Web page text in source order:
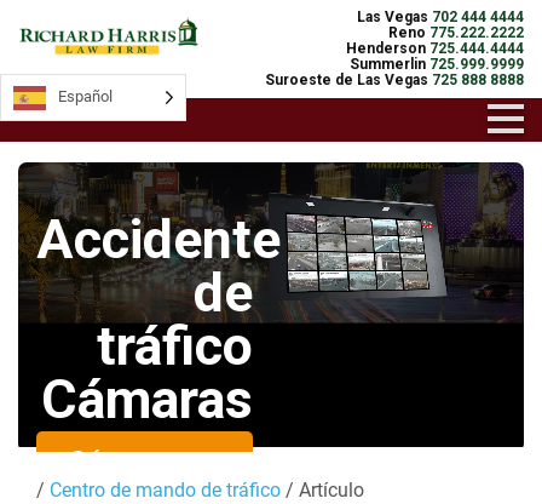
Las Vegas 702 444 4444
Reno 775.222.2222
Henderson 725.444.4444
Summerlin 725.999.9999
Suroeste de Las Vegas 725 888 8888
Accidente
de
tráfico
Cámaras
Cámaras en
/ Centro de mando de tráfico / Artículo
Español
Español